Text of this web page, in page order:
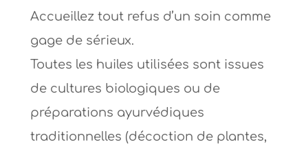
Accueillez tout refus d’un soin comme
gage de sérieux.
Toutes les huiles utilisées sont issues
de cultures biologiques ou de
préparations ayurvédiques
traditionnelles (décoction de plantes,